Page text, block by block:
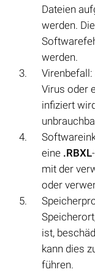
Dateien
werden.
werden.
Virenbefall:
Virus oder
infiziert
eine .RBXL
mit der
oder
ist,
kann dies
führen.